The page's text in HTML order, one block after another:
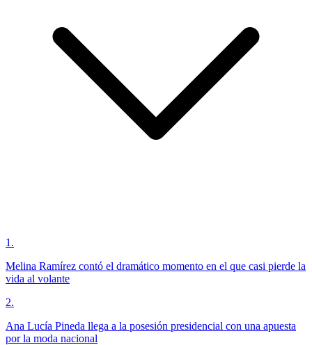
1 .
Melina Ramírez contó el dramático momento en el que casi pierde la
vida al volante
2.
Ana Lucía Pineda llega a la posesión presidencial con una apuesta
por la moda nacional